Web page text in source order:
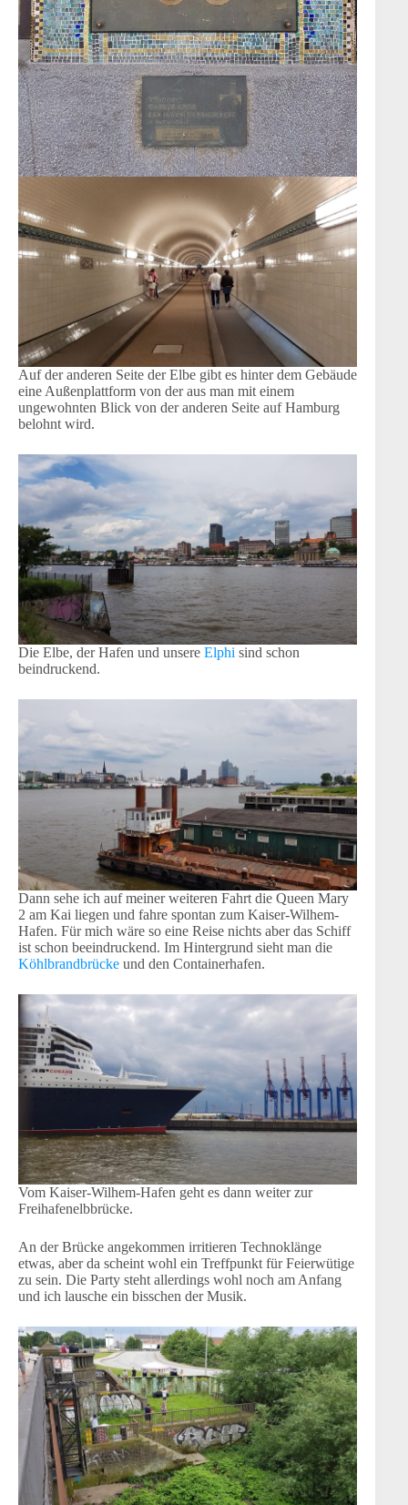
Auf der anderen Seite der Elbe gibt es hinter dem Gebäude
eine Außenplattform von der aus man mit einem
ungewohnten Blick von der anderen Seite auf Hamburg
belohnt wird.
Die Elbe, der Hafen und unsere Elphi sind schon
beindruckend.
Dann sehe ich auf meiner weiteren Fahrt die Queen Mary
2 am Kai liegen und fahre spontan zum Kaiser-Wilhem-
Hafen. Für mich wäre so eine Reise nichts aber das Schiff
ist schon beeindruckend. Im Hintergrund sieht man die
Köhlbrandbrücke und den Containerhafen.
Vom Kaiser-Wilhem-Hafen geht es dann weiter zur
Freihafenelbbrücke.
An der Brücke angekommen irritieren Technoklänge
etwas, aber da scheint wohl ein Treffpunkt für Feierwütige
zu sein. Die Party steht allerdings wohl noch am Anfang
und ich lausche ein bisschen der Musik.